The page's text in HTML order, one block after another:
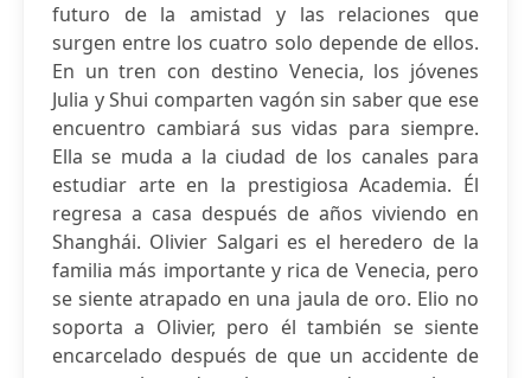
futuro de la amistad y las relaciones que
surgen entre los cuatro solo depende de ellos.
En un tren con destino Venecia, los jóvenes
Julia y Shui comparten vagón sin saber que ese
encuentro cambiará sus vidas para siempre.
Ella se muda a la ciudad de los canales para
estudiar arte en la prestigiosa Academia. Él
regresa a casa después de años viviendo en
Shanghái. Olivier Salgari es el heredero de la
familia más importante y rica de Venecia, pero
se siente atrapado en una jaula de oro. Elio no
soporta a Olivier, pero él también se siente
encarcelado después de que un accidente de